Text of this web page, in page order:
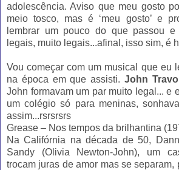
adolescência. Aviso que meu gosto
meio tosco, mas é ‘meu gosto’ e
lembrar um pouco do que passou e
legais, muito legais...afinal, isso sim, é
Vou começar com um musical que eu
na época em que assisti. John
John formavam um par muito legal... e
um colégio só para meninas,
assim...rsrsrsrs
Grease – Nos tempos da brilhantina
Na Califórnia na década de 50,
Sandy (Olivia Newton-John), um
trocam juras de amor mas se separam,